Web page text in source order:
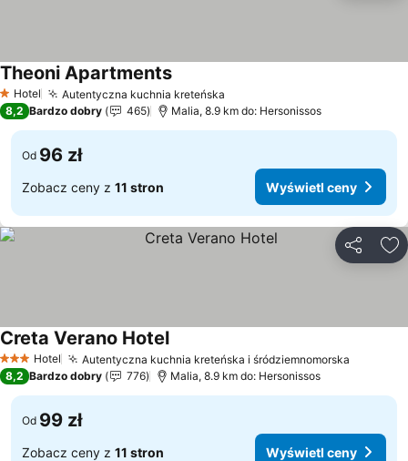
1 Kategoria
Hotel Autentyczna kuchnia kreteńska
Theoni ApartmentsWyświetl ceny
8,2 Bardzo dobry 465 Malia, 8.9 km do: Hersonissos
Od 96 zł
Zobacz ceny z 11 stron Wyświetl ceny
3 Kategoria
Hotel Autentyczna kuchnia kreteńska i śródziemnomorska
Creta Verano HotelWyświetl ceny
8,2 Bardzo dobry 776 Malia, 8.9 km do: Hersonissos
Od 99 zł
Zobacz ceny z 11 stron Wyświetl ceny